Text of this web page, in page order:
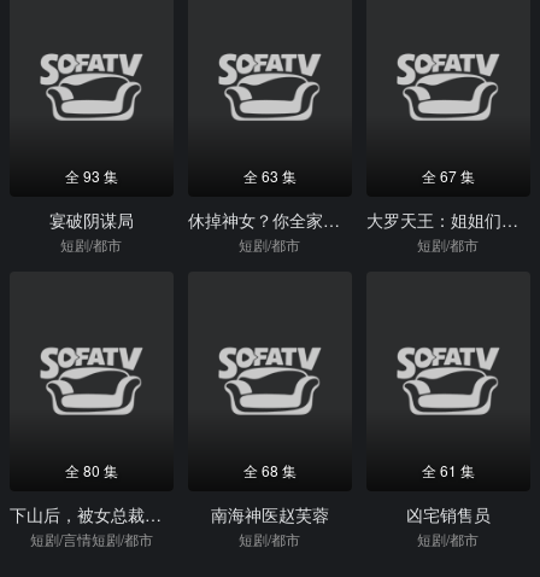
全 93 集
宴破阴谋局
短剧/都市
全 63 集
休掉神女？你全家好运到头了
短剧/都市
全 67 集
大罗天王：姐姐们的团宠回来了
短剧/都市
全 80 集
下山后，被女总裁赖上了
短剧/言情短剧/都市
全 68 集
南海神医赵芙蓉
短剧/都市
全 61 集
凶宅销售员
短剧/都市